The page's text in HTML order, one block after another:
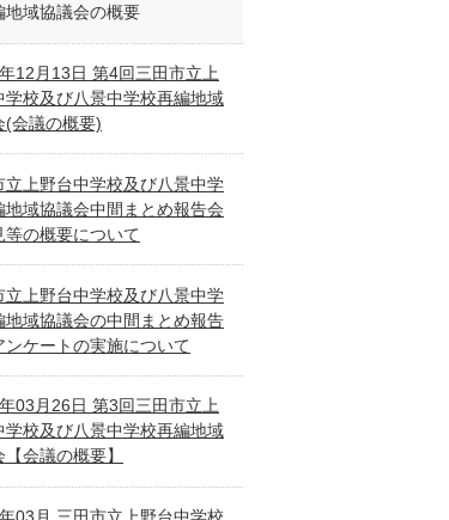
地域協議会の概要
12月13日 第4回三田市立上
学校及び八景中学校再編地域
(会議の概要)
立上野台中学校及び八景中学
地域協議会中間まとめ報告会
等の概要について
立上野台中学校及び八景中学
地域協議会の中間まとめ報告
ンケートの実施について
03月26日 第3回三田市立上
学校及び八景中学校再編地域
会議の概要】